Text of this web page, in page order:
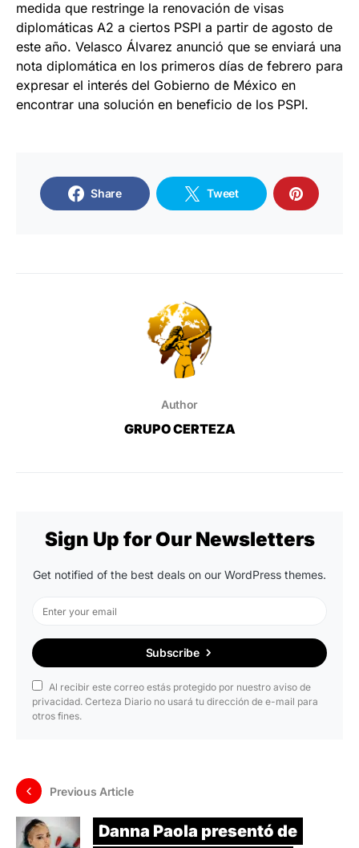
medida que restringe la renovación de visas
diplomáticas A2 a ciertos PSPI a partir de agosto de
este año. Velasco Álvarez anunció que se enviará una
nota diplomática en los primeros días de febrero para
expresar el interés del Gobierno de México en
encontrar una solución en beneficio de los PSPI.
Share Tweet
Author
GRUPO CERTEZA
Sign Up for Our Newsletters
Get notified of the best deals on our WordPress themes.
Subscribe
Al recibir este correo estás protegido por nuestro aviso de
privacidad. Certeza Diario no usará tu dirección de e-mail para
otros fines.
Previous Article
Danna Paola presentó de